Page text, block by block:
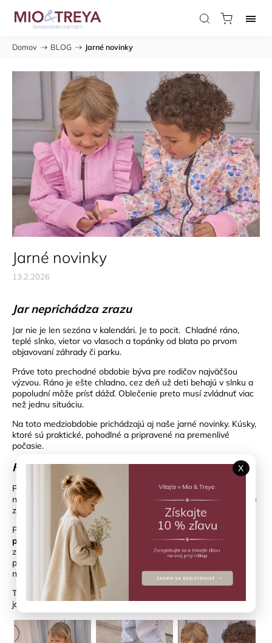
Domov / BLOG / Jarné novinky
Jarné novinky
13.2.2026
Jar neprichádza zrazu
Jar nie je len sezóna v kalendári. Je to pocit. Chladné ráno,
teplé slnko, vietor vo vlasoch a topánky od blata po prvom
objavovaní záhrady či parku.
Práve toto prechodné obdobie býva pre rodičov najväčšou
výzvou. Ráno je ešte chladno, cez deň už deti behajú v slnku a
popoludní môže prísť dážď. Oblečenie preto musí zvládnuť viac
než jednu situáciu.
Na toto medziobdobie prichádzajú aj naše jarné novinky. Kúsky,
ktoré sú praktické, pohodlné a pripravené na premenlivé
počasie.
Funkčné bundy a tenisky na prvé výbehy von
Prvé jarné dni znamenajú jedno. Deti chcú byť vonku čo
najdlhšie. Skákať, liezť, behať a objavovať všetko, čo sa po zime
znovu prebúdza.
Práve preto majú veľký zmysel
ľahké funkčné bundy a
pohodlné tenisky . Bundy od Enfant sú navrhnuté tak, aby
zvládli vietor aj nečakanú prehánku a zároveň zostali ľahké a
príjemné na nosenie. Deti sa v nich môžu voľne hýbať a rodičia
nemusia každú chvíľu riešiť, či je im príliš teplo alebo zima.
Tenisky sú pripravené na každé dobrodružstvo. Od prvých
jarných prechádzok až po dlhé popoludnia na ihrisku.
X